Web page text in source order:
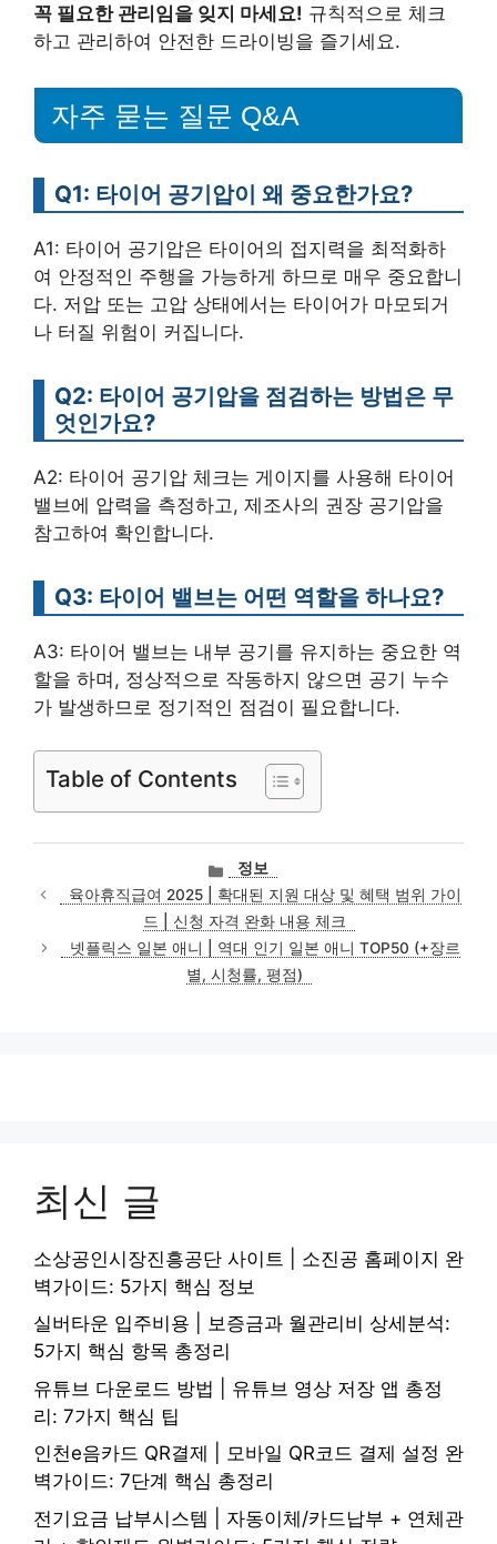
꼭 필요한 관리임을 잊지 마세요! 규칙적으로 체크
하고 관리하여 안전한 드라이빙을 즐기세요.
자주 묻는 질문 Q&A
Q1: 타이어 공기압이 왜 중요한가요?
A1: 타이어 공기압은 타이어의 접지력을 최적화하
여 안정적인 주행을 가능하게 하므로 매우 중요합니
다. 저압 또는 고압 상태에서는 타이어가 마모되거
나 터질 위험이 커집니다.
Q2: 타이어 공기압을 점검하는 방법은 무
엇인가요?
A2: 타이어 공기압 체크는 게이지를 사용해 타이어
밸브에 압력을 측정하고, 제조사의 권장 공기압을
참고하여 확인합니다.
Q3: 타이어 밸브는 어떤 역할을 하나요?
A3: 타이어 밸브는 내부 공기를 유지하는 중요한 역
할을 하며, 정상적으로 작동하지 않으면 공기 누수
가 발생하므로 정기적인 점검이 필요합니다.
Table of Contents
카
테
고
리
정보
육아휴직급여 2025 | 확대된 지원 대상 및 혜택 범위 가이
드 | 신청 자격 완화 내용 체크
넷플릭스 일본 애니 | 역대 인기 일본 애니 TOP50 (+장르
별, 시청률, 평점)
최신 글
소상공인시장진흥공단 사이트 | 소진공 홈페이지 완
벽가이드: 5가지 핵심 정보
실버타운 입주비용 | 보증금과 월관리비 상세분석:
5가지 핵심 항목 총정리
유튜브 다운로드 방법 | 유튜브 영상 저장 앱 총정
리: 7가지 핵심 팁
인천e음카드 QR결제 | 모바일 QR코드 결제 설정 완
벽가이드: 7단계 핵심 총정리
전기요금 납부시스템 | 자동이체/카드납부 + 연체관